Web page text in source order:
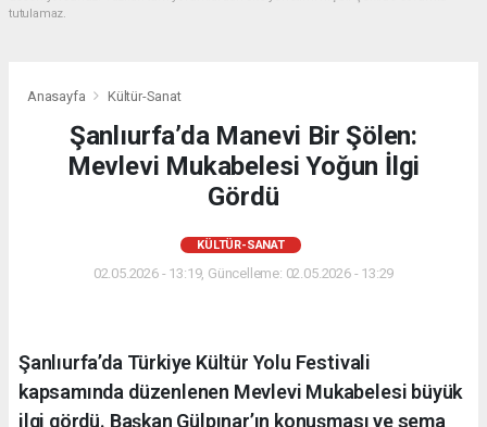
tutulamaz.
Anasayfa Kültür-Sanat
Şanlıurfa’da Manevi Bir Şölen:
Mevlevi Mukabelesi Yoğun İlgi
Gördü
KÜLTÜR-SANAT
02.05.2026 - 13:19, Güncelleme: 02.05.2026 - 13:29
Şanlıurfa’da Türkiye Kültür Yolu Festivali
kapsamında düzenlenen Mevlevi Mukabelesi büyük
ilgi gördü. Başkan Gülpınar’ın konuşması ve sema